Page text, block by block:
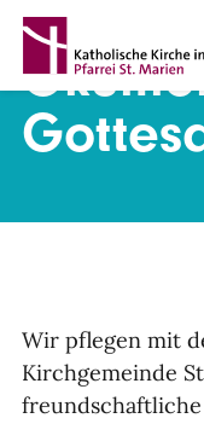
Direkt zum Inhalt
Wir pflegen mit
Kirchgemeinde